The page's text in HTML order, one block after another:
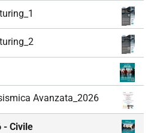
Avanzata_2026
- Civile